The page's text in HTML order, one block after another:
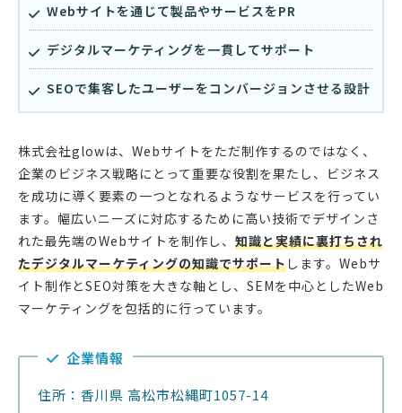
Webサイトを通じて製品やサービスをPR
デジタルマーケティングを一貫してサポート
SEOで集客したユーザーをコンバージョンさせる設計
株式会社glowは、Webサイトをただ制作するのではなく、
企業のビジネス戦略にとって重要な役割を果たし、ビジネス
を成功に導く要素の一つとなれるようなサービスを行ってい
ます。幅広いニーズに対応するために高い技術でデザインさ
れた最先端のWebサイトを制作し、 知識と実績に裏打ちされ
たデジタルマーケティングの知識でサポートします。Webサ
イト制作とSEO対策を大きな軸とし、SEMを中心としたWeb
マーケティングを包括的に行っています。
企業情報
住所：香川県 高松市松縄町1057-14